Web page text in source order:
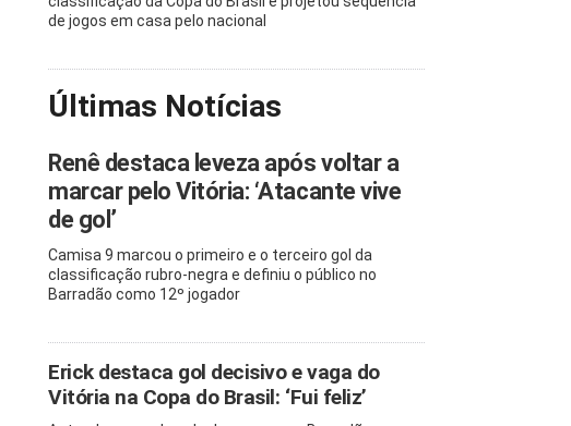
de jogos em casa pelo nacional
Últimas Notícias
Renê destaca leveza após voltar a
marcar pelo Vitória: ‘Atacante vive
de gol’
Camisa 9 marcou o primeiro e o terceiro gol da
classificação rubro-negra e definiu o público no
Barradão como 12º jogador
Erick destaca gol decisivo e vaga do
Vitória na Copa do Brasil: ‘Fui feliz’